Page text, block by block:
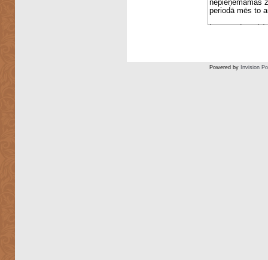
Powered by Invision